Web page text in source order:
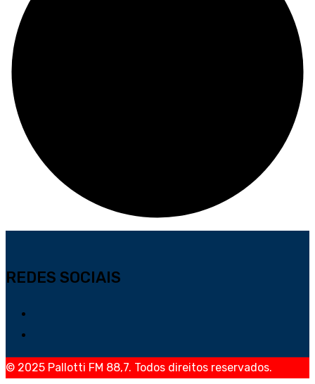
REDES SOCIAIS
© 2025 Pallotti FM 88,7. Todos direitos reservados.